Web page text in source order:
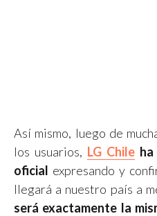
Así mismo, luego de
los usuarios, LG Chile
oficial expresando y
llegará a nuestro país a
será exactamente la